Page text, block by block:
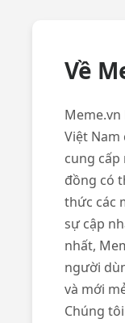
Về
Việt Nam
cung
đồng có
thức các
sự cập
nhất,
người
và mới
Chúng